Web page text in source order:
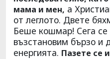
мама и мен, а
от леглото. Двете
Беше кошмар! Сега
възстановим бързо и
енергията. Пазете се